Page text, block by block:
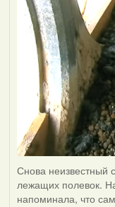
Снова неизвестный
лежащих полевок.
напоминала, что